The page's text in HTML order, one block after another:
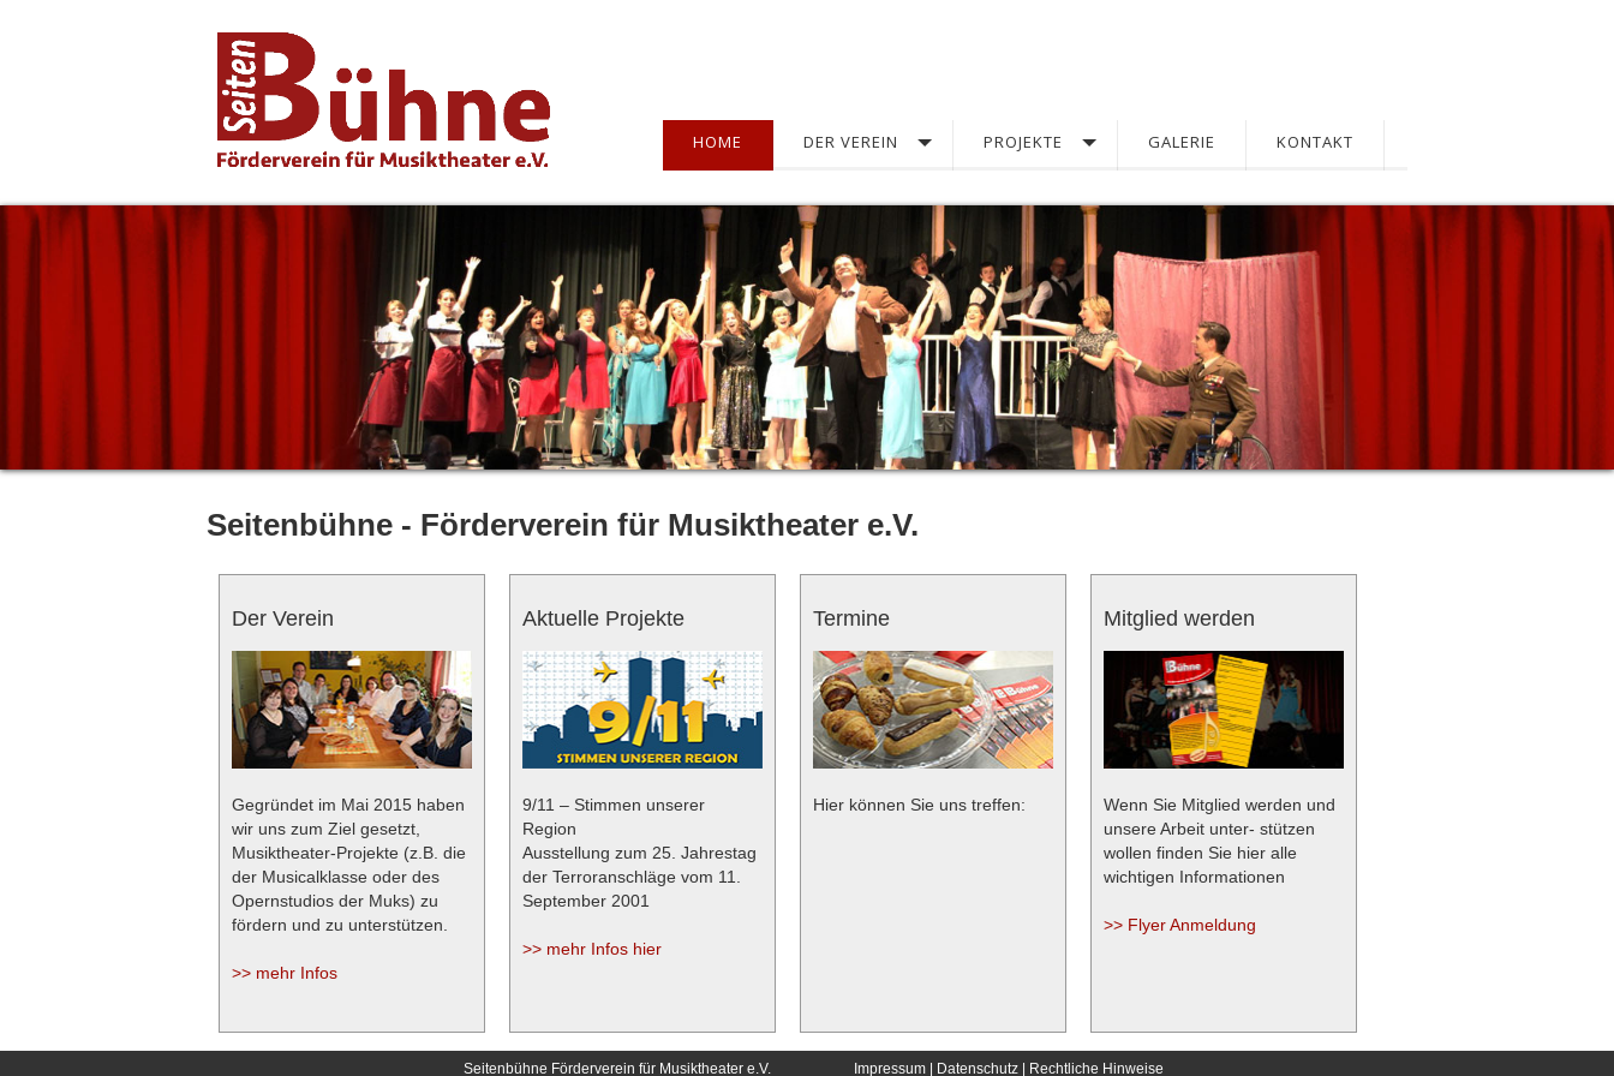
HOME DER VEREIN PROJEKTE GALERIE KONTAKT
Seitenbühne - Förderverein für Musiktheater e.V.
Der Verein
Gegründet im Mai 2015 haben
wir uns zum Ziel gesetzt,
Musiktheater-Projekte (z.B. die
der Musicalklasse oder des
Opernstudios der Muks) zu
fördern und zu unterstützen.
>> mehr Infos
Aktuelle Projekte
9/11 – Stimmen unserer
Region
Ausstellung zum 25. Jahrestag
der Terroranschläge vom 11.
September 2001
>> mehr Infos hier
Termine
Hier können Sie uns treffen:
Mitglied werden
Wenn Sie Mitglied werden und
unsere Arbeit unter- stützen
wollen finden Sie hier alle
wichtigen Informationen
>> Flyer Anmeldung
Seitenbühne Förderverein für Musiktheater e.V. Impressum| Datenschutz| Rechtliche Hinweise